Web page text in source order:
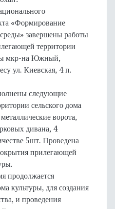
«Формирование
завершены работы
территории
мкр-на Южный,
ул. Киевская, 4 п.
следующие
сельского дома
ворота,
дивана, 4
5шт. Проведена
прилегающей
продолжается
культуры, для создания
и проведения